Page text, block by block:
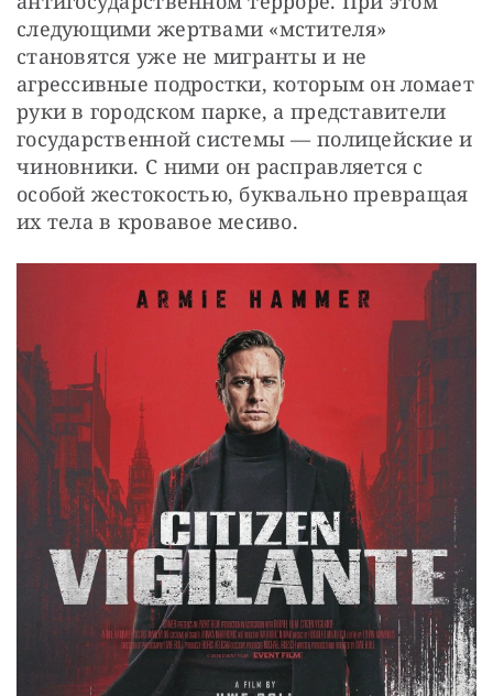
следующими жертвами «мстителя»
становятся уже не мигранты и не
агрессивные подростки, которым он ломает
руки в городском парке, а представители
государственной системы — полицейские и
чиновники. С ними он расправляется с
особой жестокостью, буквально превращая
их тела в кровавое месиво.